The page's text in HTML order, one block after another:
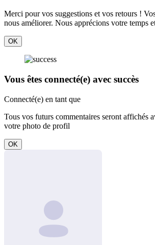
Merci pour vos suggestions et vos retours !
nous améliorer. Nous apprécions votre temps
OK
Vous êtes connecté(e) avec succès
Connecté(e) en tant que
Tous vos futurs commentaires seront affichés
votre photo de profil
OK